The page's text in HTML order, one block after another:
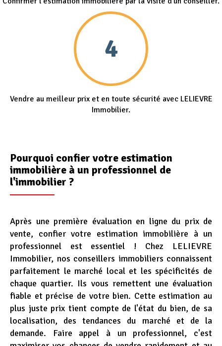
4
Vendre au meilleur prix et en toute sécurité avec LELIEVRE
Immobilier.
Pourquoi confier votre estimation
immobilière à un professionnel de
l'immobilier ?
Section
n°3
-
contenu
texte
Après une première évaluation en ligne du prix de
vente, confier votre estimation immobilière à un
professionnel est essentiel ! Chez LELIEVRE
Immobilier, nos conseillers immobiliers connaissent
parfaitement le marché local et les spécificités de
chaque quartier. Ils vous remettent une évaluation
fiable et précise de votre bien. Cette estimation au
plus juste prix tient compte de l'état du bien, de sa
localisation, des tendances du marché et de la
demande. Faire appel à un professionnel, c'est